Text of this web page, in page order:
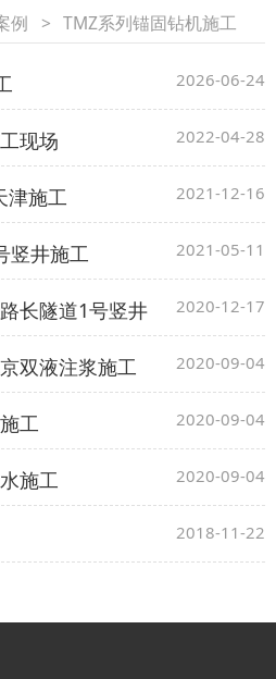
例 > TMZ系列锚固钻机施工
2026-06-24
现场 2022-04-28
津施工 2021-12-16
竖井施工 2021-05-11
长隧道1号竖井 2020-12-17
双液注浆施工 2020-09-04
工 2020-09-04
施工 2020-09-04
2018-11-22